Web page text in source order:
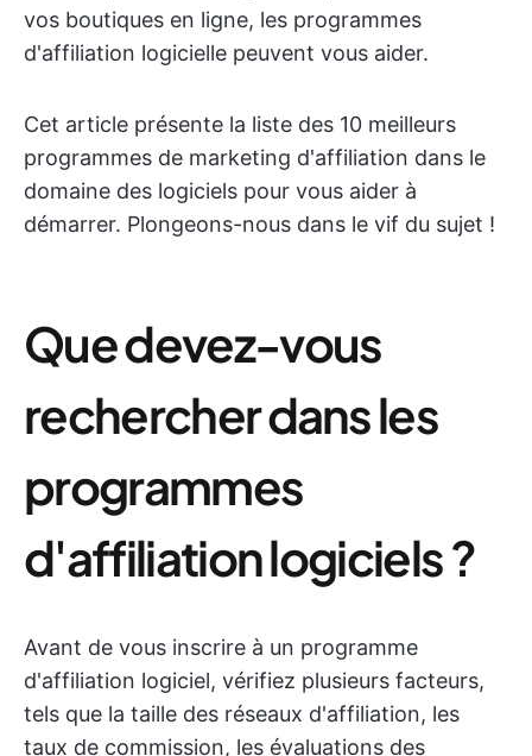
vos boutiques en ligne, les programmes
d'affiliation logicielle peuvent vous aider.
Cet article présente la liste des 10 meilleurs
programmes de marketing d'affiliation dans le
domaine des logiciels pour vous aider à
démarrer. Plongeons-nous dans le vif du sujet !
Que devez-vous
rechercher dans les
programmes
d'affiliation logiciels ?
Avant de vous inscrire à un programme
d'affiliation logiciel, vérifiez plusieurs facteurs,
tels que la taille des réseaux d'affiliation, les
taux de commission, les évaluations des